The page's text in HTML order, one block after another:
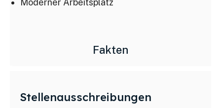
diesem Verteiler jederzeit abmelden.
Moderner Arbeitsplatz
Fakten
Stellenausschreibungen